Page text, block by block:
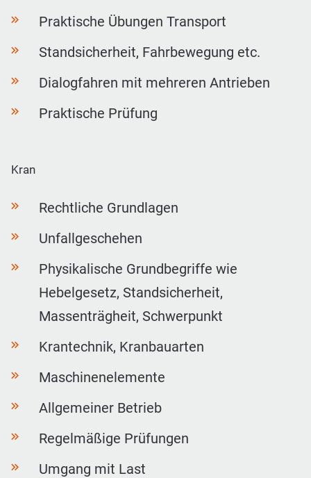
Praktische Übungen Transport
Standsicherheit, Fahrbewegung etc.
Dialogfahren mit mehreren Antrieben
Praktische Prüfung
Kran
Rechtliche Grundlagen
Unfallgeschehen
Physikalische Grundbegriffe wie
Hebelgesetz, Standsicherheit,
Massenträgheit, Schwerpunkt
Krantechnik, Kranbauarten
Maschinenelemente
Allgemeiner Betrieb
Regelmäßige Prüfungen
Umgang mit Last